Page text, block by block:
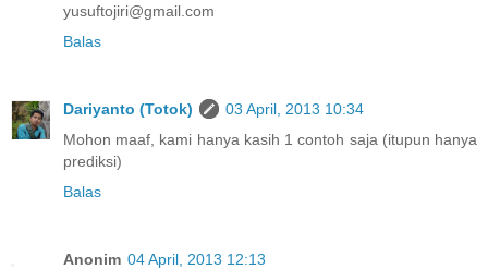
yusuftojiri@gmail.com
Balas
Dariyanto (Totok)
03 April, 2013 10:34
Mohon maaf, kami hanya kasih 1 contoh saja (itupun hanya
prediksi)
Balas
Anonim 04 April, 2013 12:13